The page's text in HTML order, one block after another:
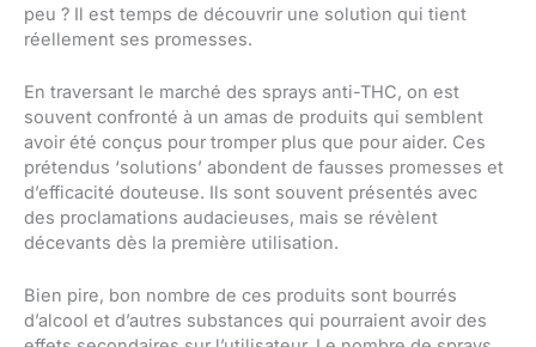
peu ? Il est temps de découvrir une solution qui tient
réellement ses promesses.
En traversant le marché des sprays anti-THC, on est
souvent confronté à un amas de produits qui semblent
avoir été conçus pour tromper plus que pour aider. Ces
prétendus ‘solutions’ abondent de fausses promesses et
d’efficacité douteuse. Ils sont souvent présentés avec
des proclamations audacieuses, mais se révèlent
décevants dès la première utilisation.
Bien pire, bon nombre de ces produits sont bourrés
d’alcool et d’autres substances qui pourraient avoir des